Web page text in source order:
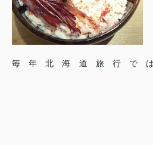
毎年北海道旅行で